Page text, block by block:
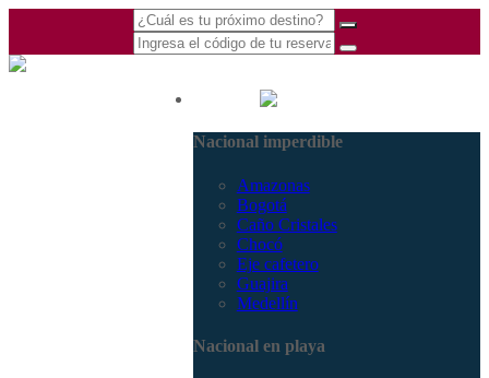
Nacional imperdible
Amazonas
Bogotá
Caño Cristales
Chocó
Eje cafetero
Guajira
Medellín
Nacional en playa